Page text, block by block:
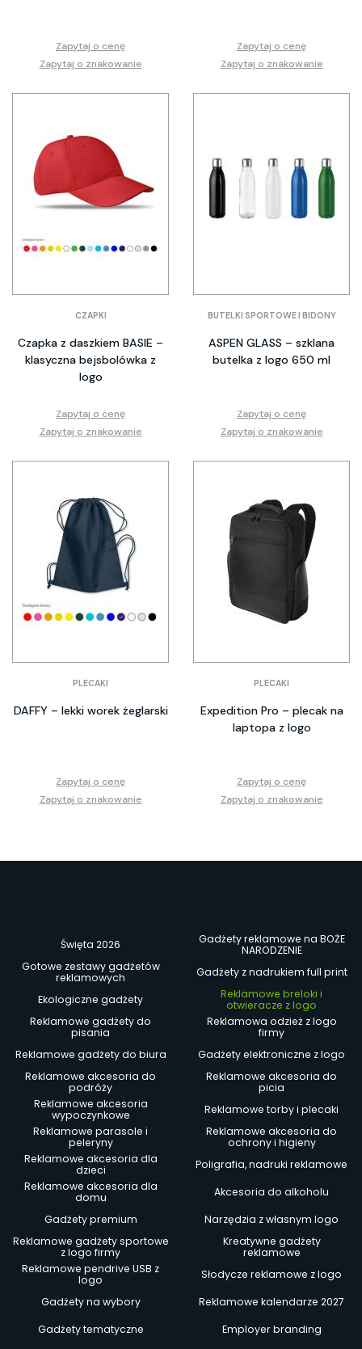
Zapytaj o cenę
Zapytaj o znakowanie
Zapytaj o cenę
Zapytaj o znakowanie
CZAPKI
Czapka z daszkiem BASIE –
klasyczna bejsbolówka z
logo
Zapytaj o cenę
Zapytaj o znakowanie
BUTELKI SPORTOWE I BIDONY
ASPEN GLASS – szklana
butelka z logo 650 ml
Zapytaj o cenę
Zapytaj o znakowanie
PLECAKI
DAFFY – lekki worek żeglarski
Zapytaj o cenę
Zapytaj o znakowanie
PLECAKI
Expedition Pro – plecak na
laptopa z logo
Zapytaj o cenę
Zapytaj o znakowanie
Święta 2026
Gadżety reklamowe na BOŻE
NARODZENIE
Gotowe zestawy gadżetów
reklamowych
Gadżety z nadrukiem full print
Ekologiczne gadżety
Reklamowe breloki i
otwieracze z logo
Reklamowe gadżety do
pisania
Reklamowa odzież z logo
firmy
Reklamowe gadżety do biura
Gadżety elektroniczne z logo
Reklamowe akcesoria do
podróży
Reklamowe akcesoria do
picia
Reklamowe akcesoria
wypoczynkowe
Reklamowe torby i plecaki
Reklamowe parasole i
peleryny
Reklamowe akcesoria do
ochrony i higieny
Reklamowe akcesoria dla
dzieci
Poligrafia, nadruki reklamowe
Reklamowe akcesoria dla
domu
Akcesoria do alkoholu
Gadżety premium
Narzędzia z własnym logo
Reklamowe gadżety sportowe
z logo firmy
Kreatywne gadżety
reklamowe
Reklamowe pendrive USB z
logo
Słodycze reklamowe z logo
Gadżety na wybory
Reklamowe kalendarze 2027
Gadżety tematyczne
Employer branding